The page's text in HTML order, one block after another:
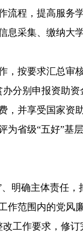
程，提高服务
息采集、缴纳大
按要求汇总审核
分别申报资助
，并享受国家资
省级“五好”基层
确主体责任，
作范围内的党风
作要求，修订